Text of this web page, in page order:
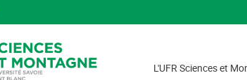
L'UFR Sciences et